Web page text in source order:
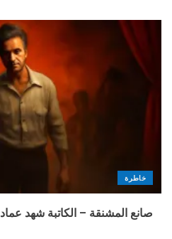
خاطرة
صانع المشنقة – الكاتبة شهد عماد